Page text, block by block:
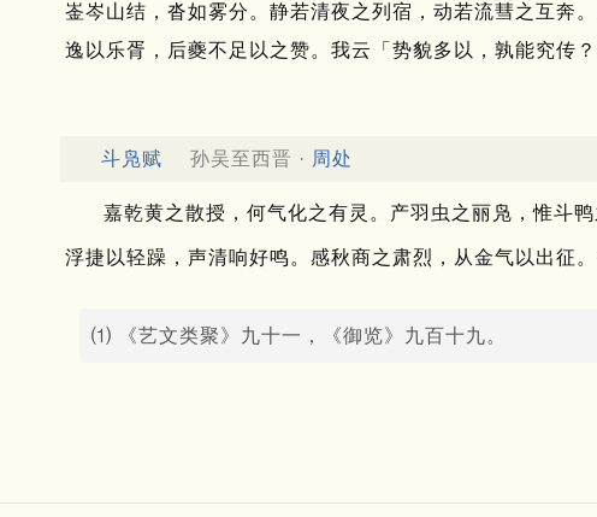
崟岑山结，沓如雾分。 静若清夜之列宿，动若流彗之互奔。
逸以乐胥，后夔不足以之赞。 我云「势貌多以，孰能究传？
斗凫赋 孙吴至西晋 · 周处
嘉乾黄之散授，何气化之有灵。 产羽虫之丽凫，惟斗鸭
浮捷以轻躁，声清响好鸣。 感秋商之肃烈，从金气以出征。
⑴ 《艺文类聚》九十一，《御览》九百十九。